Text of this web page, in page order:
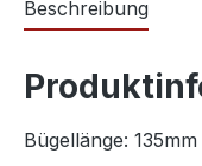
Beschreibung
Bügellänge: